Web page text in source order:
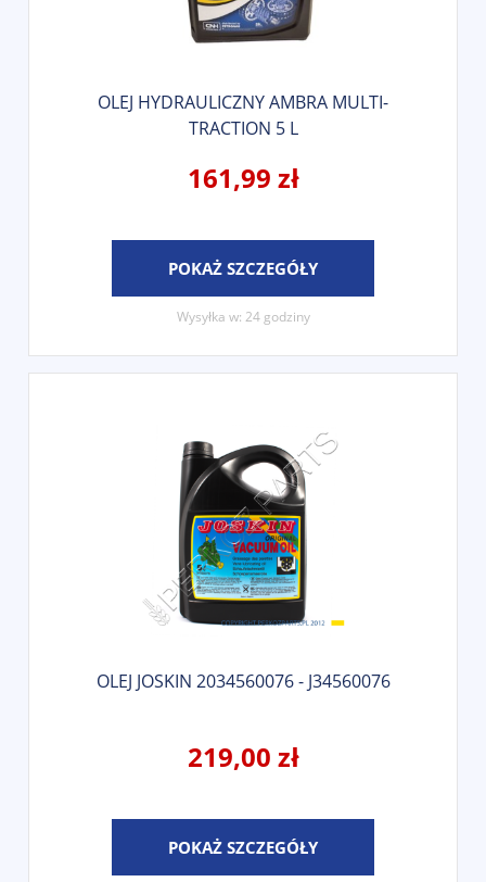
OLEJ HYDRAULICZNY AMBRA MULTI-
TRACTION 5 L
161,99 zł
POKAŻ SZCZEGÓŁY
Wysyłka w: 24 godziny
OLEJ JOSKIN 2034560076 - J34560076
219,00 zł
POKAŻ SZCZEGÓŁY